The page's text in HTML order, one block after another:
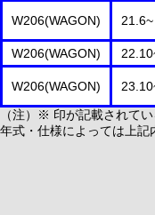
W206(WAGON) 21.6~
W206(WAGON)
W206(WAGON)
（注）※ 印が記載されて
年式・仕様によっては上